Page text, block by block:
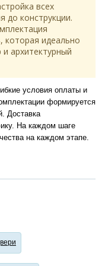
всех
до конструкции.
которая идеально
архитектурный
условия оплаты и
формируется
Доставка
На каждом шаге
на каждом этапе.